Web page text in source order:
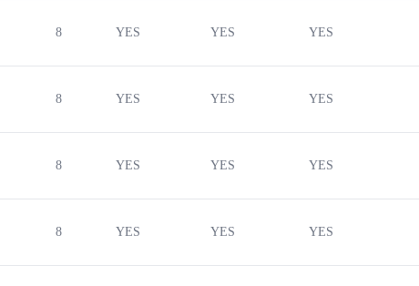
8 YES YES YES
8 YES YES YES
8 YES YES YES
8 YES YES YES